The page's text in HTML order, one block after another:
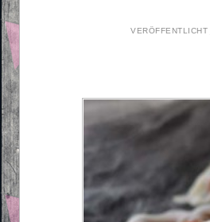
VERÖFFENTLICHT